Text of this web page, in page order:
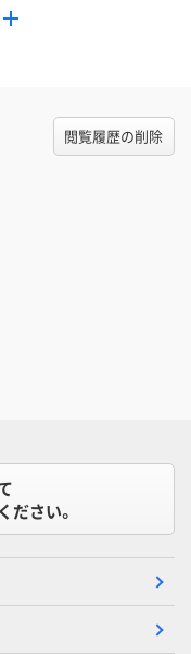
閲覧履歴の削除
ださい。